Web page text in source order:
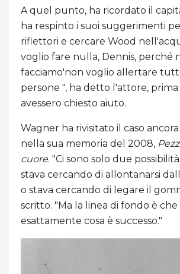
A quel punto, ha ricordato il
ha respinto i suoi suggerimenti
riflettori e cercare Wood
voglio fare nulla, Dennis, perché
facciamo'non voglio allertare
persone ", ha detto l'attore,
avessero chiesto aiuto.
Wagner ha rivisitato il caso
nella sua memoria del 2008,
cuore. "Ci sono solo due
stava cercando di allontanarsi
o stava cercando di legare il
scritto. "Ma la linea di fondo è che
esattamente cosa è successo."